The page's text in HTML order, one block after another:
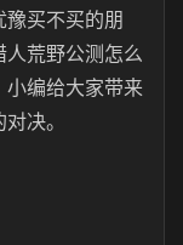
买不买的朋
荒野公测怎么
编给大家带来
决。